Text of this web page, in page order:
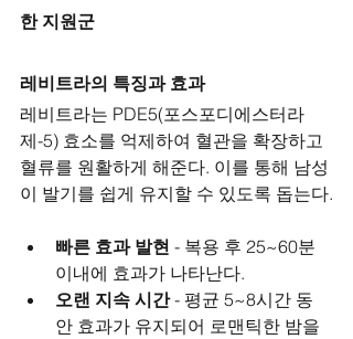
한 지원군
레비트라의 특징과 효과
레비트라는 PDE5(포스포디에스터라
제-5) 효소를 억제하여 혈관을 확장하고
혈류를 원활하게 해준다. 이를 통해 남성
이 발기를 쉽게 유지할 수 있도록 돕는다.
빠른 효과 발현 - 복용 후 25~60분
이내에 효과가 나타난다.
오랜 지속 시간 - 평균 5~8시간 동
안 효과가 유지되어 로맨틱한 밤을